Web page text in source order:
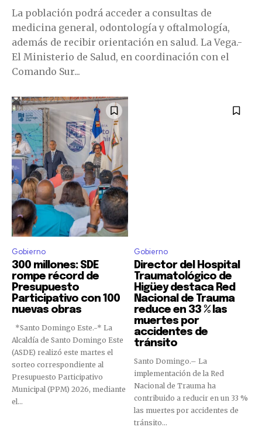
La población podrá acceder a consultas de
medicina general, odontología y oftalmología,
además de recibir orientación en salud. La Vega.-
El Ministerio de Salud, en coordinación con el
Comando Sur...
Gobierno
300 millones: SDE
rompe récord de
Presupuesto
Participativo con 100
nuevas obras
Alcaldía de Santo Domingo Este
(ASDE) realizó este martes el
sorteo correspondiente al
Presupuesto Participativo
Municipal (PPM) 2026, mediante
el...
Gobierno
Director del Hospital
Traumatológico de
Higüey destaca Red
Nacional de Trauma
reduce en 33 % las
muertes por
accidentes de
tránsito
Santo Domingo.– La
implementación de la Red
Nacional de Trauma ha
contribuido a reducir en un 33 %
las muertes por accidentes de
tránsito...